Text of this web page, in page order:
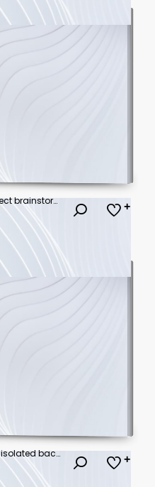
Business team conducting project brainstorming session in modern open concept office space with sticky notes problem solving brainstorming teamwork business strategy
Young Uruguayan woman over isolated background laughing